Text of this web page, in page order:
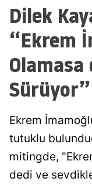
Dilek
“Ekrem
Sürüyor”
Ekrem
tutuklu
mitingde,
dedi ve